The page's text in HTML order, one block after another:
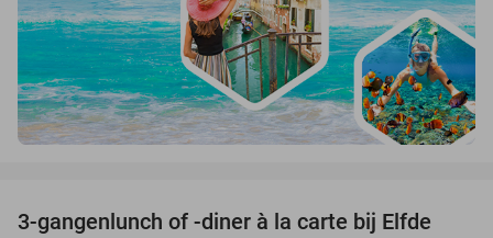
41%
3-gangenlunch of -diner à la carte bij Elfde